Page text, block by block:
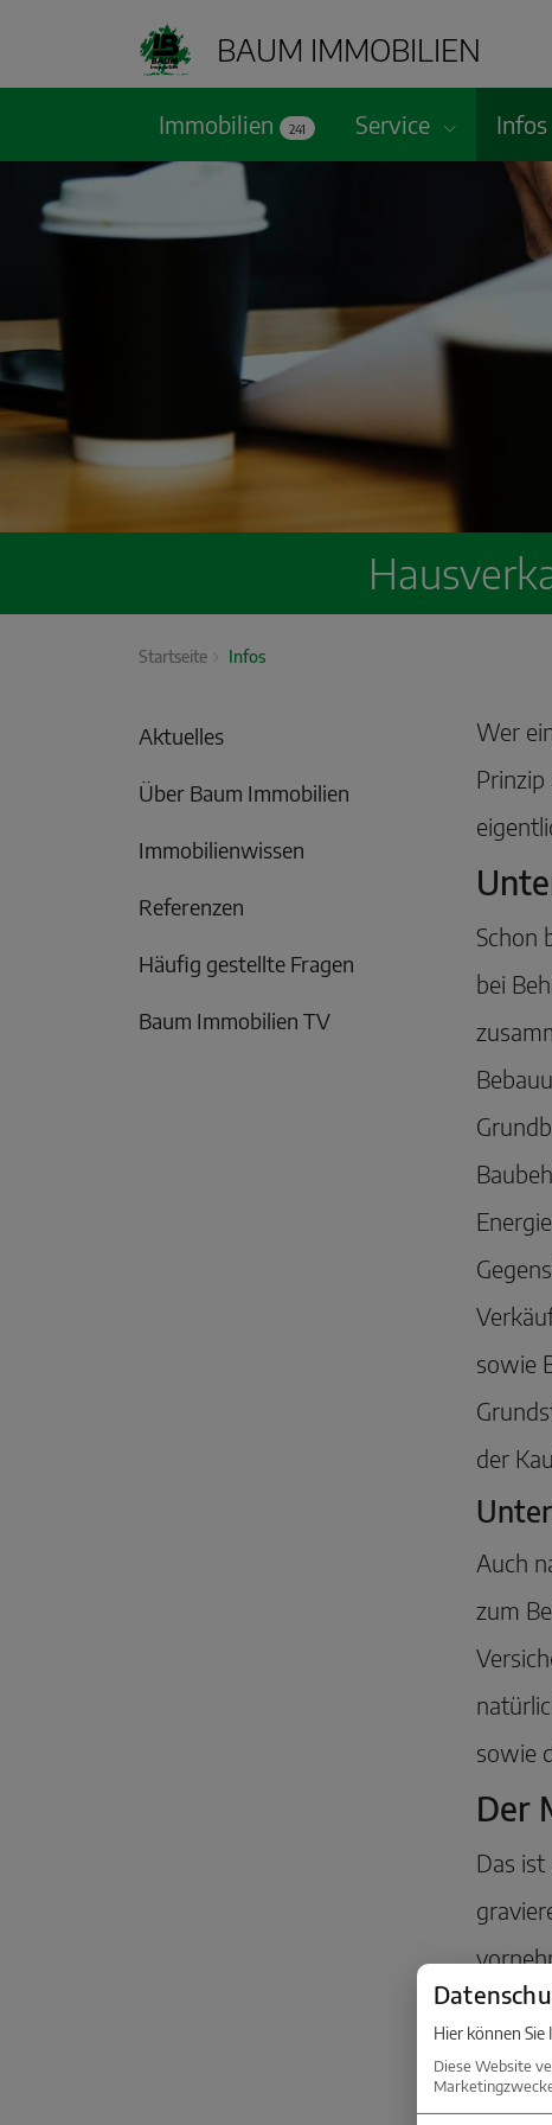
BAUM IMMOBILIEN
Immobilien 241 Service Infos
Startseite Infos
Aktuelles
Über Baum Immobilien
Immobilienwissen
Referenzen
Häufig gestellte Fragen
Baum Immobilien TV
Wer
Schon
bei
sowie
der
Auch
zum
sowie
Der
Das
dabei,
Hier können
Diese Website